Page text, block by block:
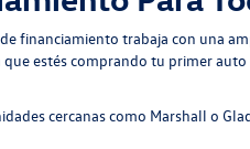
financiamiento trabaja con una
estés comprando tu primer
cercanas como Marshall o